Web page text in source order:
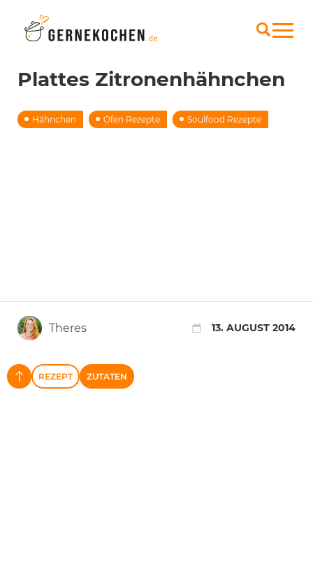
Plattes Zitronenhähnchen
Hähnchen Ofen Rezepte Soulfood Rezepte
Theres 13. AUGUST 2014
NACH OBEN
REZEPT ZUTATEN